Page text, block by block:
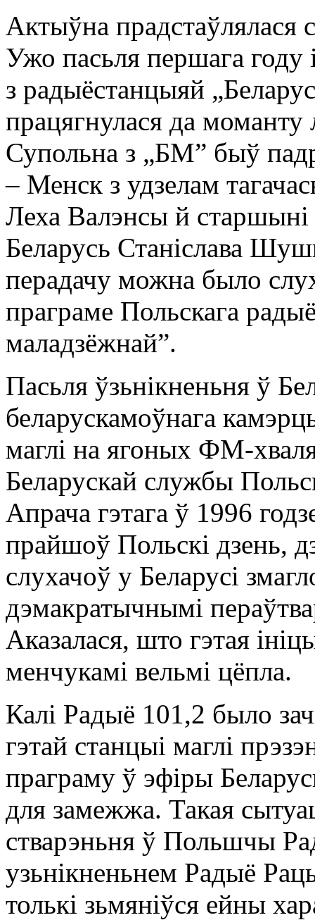
Актыўна прадстаўлялася
Ужо пасьля першага году
з радыёстанцыяй
працягнулася да моманту
Супольна з „БМ” быў
– Менск з удзелам
Леха Валэнсы й старшыні
Беларусь Станіслава
перадачу можна было
праграме Польскага
малaдзёжнай”.
Пасьля ўзьнікненьня ў
беларускамоўнага
маглі на ягоных ФМ-
Беларускай службы
Апрача гэтага ў 1996
прайшоў Польскі дзень,
слухачоў у Беларусі
дэмакратычнымі
Аказалася, што гэтая
менчукамі вельмі цёпла.
Калі Радыё 101,2 было
гэтай станцыі маглі
праграму ў эфіры
для замежжа. Такая
стварэньня ў Польшчы
узьнікненьнем Радыё
толькі зьмяніўся ейны